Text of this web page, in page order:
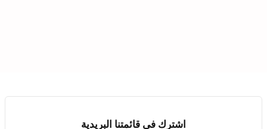
اشترك في قائمتنا البريدية